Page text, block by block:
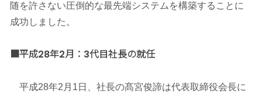
随を許さない圧倒的な最先端システムを構築することに
成功しました。
■平成28年2月：3代目社長の就任
平成28年2月1日、社長の髙宮俊諦は代表取締役会長に